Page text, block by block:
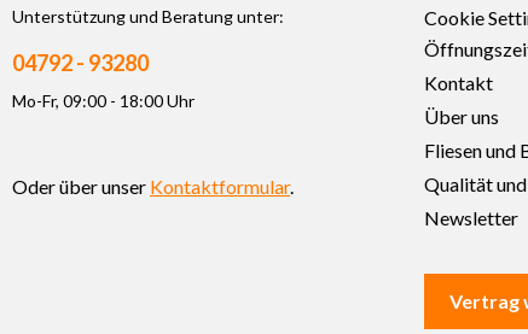
Unterstützung und Beratung unter:
04792 - 93280
Mo-Fr, 09:00 - 18:00 Uhr
Oder über unser Kontaktformular.
Cookie
Kontakt
Über uns
Fliesen und
Qualität
Newsletter
Vertrag